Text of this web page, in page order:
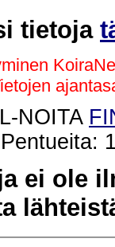
tietoja
NOITA
ei ole